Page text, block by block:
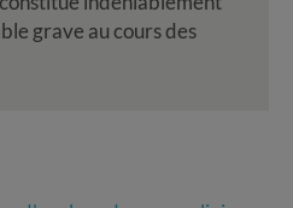
grave au cours des